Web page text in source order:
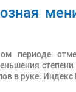
периоде
в руке. Индекс